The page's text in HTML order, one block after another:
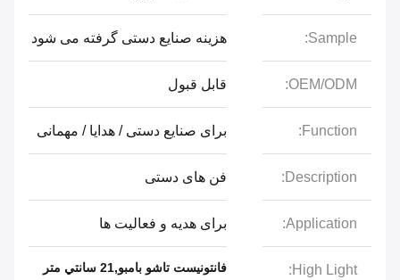
Sample: هزینه صنایع دستی گرفته می شود
OEM/ODM: قابل قبول
Function: برای صنایع دستی / هدایا / مهمانی
Description: فن های دستی
Application: برای هدیه و فعالیت ها
High Light:
فانتونیست تاشو بامبو,21 سانتي متر